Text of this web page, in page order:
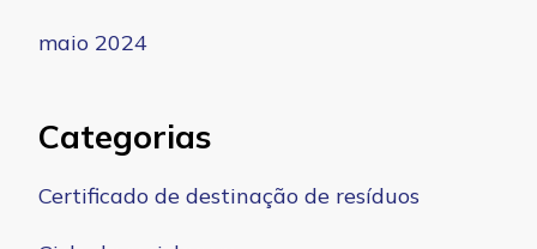
maio 2024
Categorias
Certificado de destinação de resíduos